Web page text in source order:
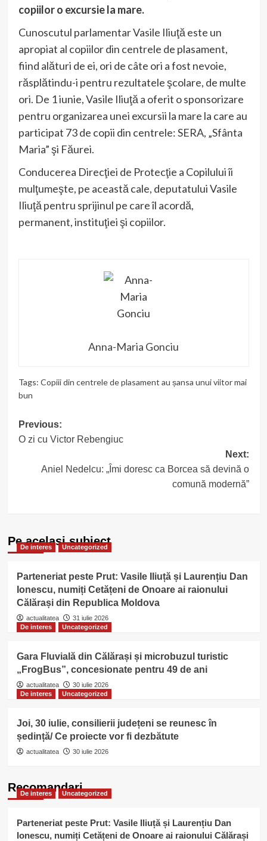
copiilor o excursie la mare.
Cunoscutul parlamentar Vasile Iliuţă este un
apropiat al copiilor din centrele de plasament,
fiind alături de ei, ori de câte ori a fost nevoie,
răsplătindu-i pentru rezultatele şcolare, de multe
ori. De 1 iunie, Vasile Iliuţă a oferit o sponsorizare
pentru organizarea unei excursii la mare la care au
participat 73 de copii din centrele: SERA, „Sfânta
Maria” şi Făurei.
Conducerea Direcţiei de Protecţie a Copilului îi
mulţumeşte, pe această cale, deputatului Vasile
Iliuţă pentru sprijinul pe care îl acordă,
permanent, instituţiei şi copiilor.
Anna-Maria Gonciu
Tags: Copiii din centrele de plasament au șansa unui viitor mai
bun
Post
navigation
Previous:
O zi cu Victor Rebengiuc
Next:
Aniel Nedelcu: „Îmi doresc ca Borcea să devină o
comună modernă”
Pe acelasi subiect
De interes Uncategorized
Parteneriat peste Prut: Vasile Iliuță și Laurențiu Dan
Ionescu, numiți Cetățeni de Onoare ai raionului
Călărași din Republica Moldova
actualitatea
31 iulie 2026
De interes
Uncategorized
Gara Fluvială din Călărași și microbuzul turistic
„FrogBus”, concesionate pentru 49 de ani
actualitatea
30 iulie 2026
De interes
Uncategorized
Joi, 30 iulie, consilierii județeni se reunesc în
ședință/ Ce proiecte vor fi dezbătute
actualitatea 30 iulie 2026
Recomandari
De interes Uncategorized
Parteneriat peste Prut: Vasile Iliuță și Laurențiu Dan
Ionescu, numiți Cetățeni de Onoare ai raionului Călărași